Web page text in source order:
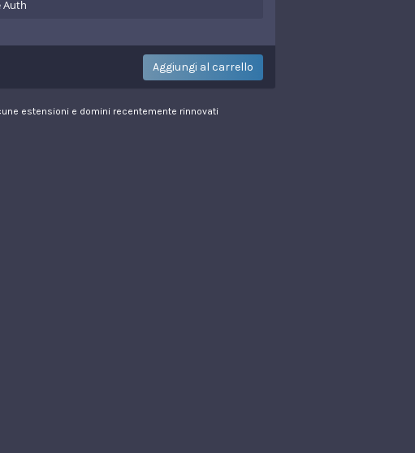
Aggiungi al carrello
estensioni e domini recentemente rinnovati